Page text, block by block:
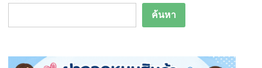
ค้นหา